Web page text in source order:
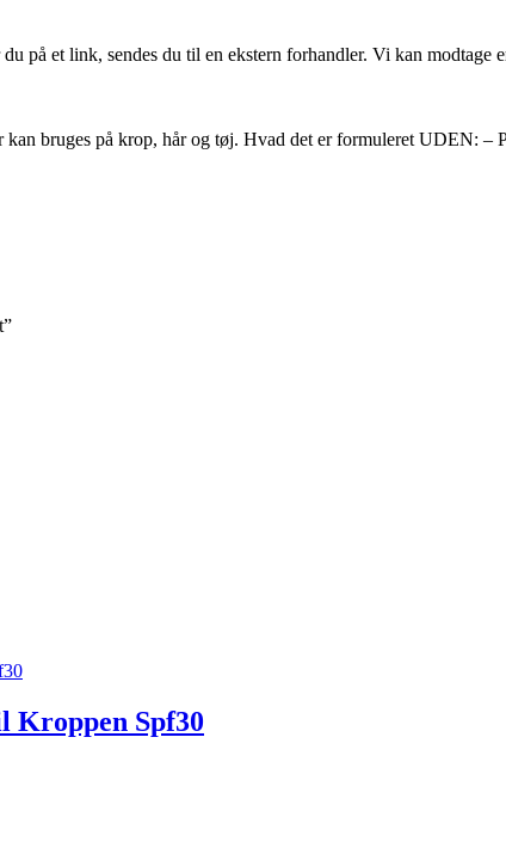
på et link, sendes du til en ekstern forhandler. Vi kan modtage
bruges på krop, hår og tøj. Hvad det er formuleret UDEN: –
Kroppen Spf30